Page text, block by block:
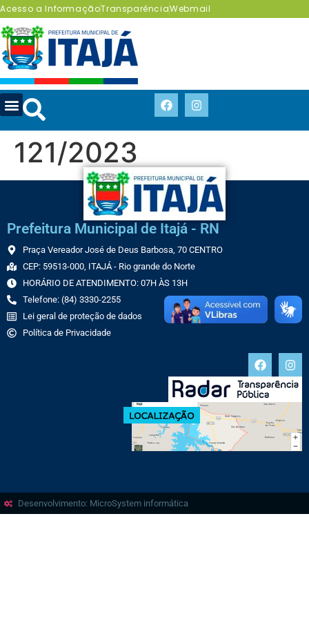
Acesso a InformaçãoTransparênciaWebmail
121/2023
Prefeitura Municipal de Itajá - RN
Praça Vereador José de Deus Barbosa, 70 CENTRO
CEP: 59513-000, ITAJÁ - Rio grande do Norte
HORÁRIO DE ATENDIMENTO: 07H ÀS 13H
Telefone: (84) 3330-2255
Lei geral de proteção de dados
Política de Privacidade
Desenvolvimento: MicroSystem informática